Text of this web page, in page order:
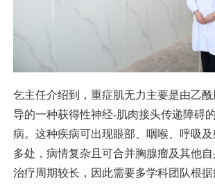
乞主任介绍到，重症肌无力主要是由乙
导的一种获得性神经-肌肉接头传递障碍
病。这种疾病可出现眼部、咽喉、呼吸
多处，病情复杂且可合并胸腺瘤及其他自
治疗周期较长，因此需要多学科团队根